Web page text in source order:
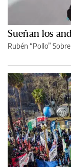
Sueñan los
Rubén “Pollo”